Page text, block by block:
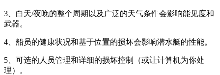
3、白天/夜晚的整个周期以及广泛的天气条件会影响能见度和
武器。
4、船员的健康状况和基于位置的损坏会影响潜水艇的性能。
5、可选的人员管理和详细的损坏控制（或让计算机为你处
理）。